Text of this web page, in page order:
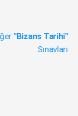
"Bizans Tarihi"
Sınavları